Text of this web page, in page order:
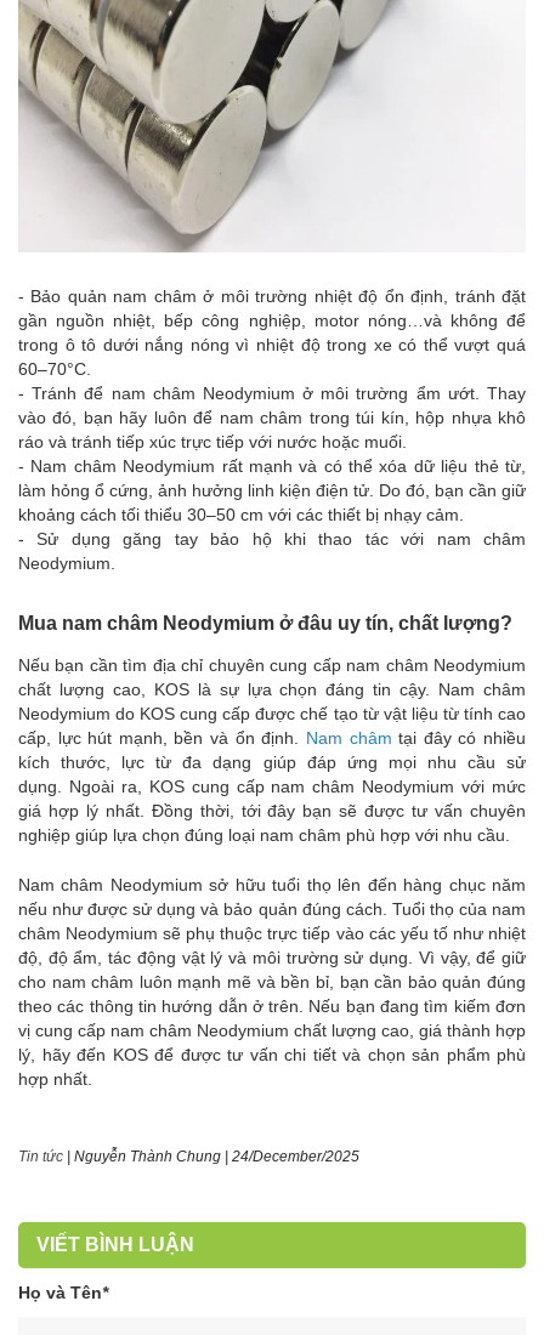
- Bảo quản nam châm ở môi trường nhiệt độ ổn định, tránh đặt
gần nguồn nhiệt, bếp công nghiệp, motor nóng…và không để
trong ô tô dưới nắng nóng vì nhiệt độ trong xe có thể vượt quá
60–70°C.
- Tránh để nam châm Neodymium ở môi trường ẩm ướt. Thay
vào đó, bạn hãy luôn để nam châm trong túi kín, hộp nhựa khô
ráo và tránh tiếp xúc trực tiếp với nước hoặc muối.
- Nam châm Neodymium rất mạnh và có thể xóa dữ liệu thẻ từ,
làm hỏng ổ cứng, ảnh hưởng linh kiện điện tử. Do đó, bạn cần giữ
khoảng cách tối thiểu 30–50 cm với các thiết bị nhạy cảm.
- Sử dụng găng tay bảo hộ khi thao tác với nam châm
Neodymium.
Mua nam châm Neodymium ở đâu uy tín, chất lượng?
Nếu bạn cần tìm địa chỉ chuyên cung cấp nam châm Neodymium
chất lượng cao, KOS là sự lựa chọn đáng tin cậy. Nam châm
Neodymium do KOS cung cấp được chế tạo từ vật liệu từ tính cao
cấp, lực hút mạnh, bền và ổn định. Nam châm tại đây có nhiều
kích thước, lực từ đa dạng giúp đáp ứng mọi nhu cầu sử
dụng. Ngoài ra, KOS cung cấp nam châm Neodymium với mức
giá hợp lý nhất. Đồng thời, tới đây bạn sẽ được tư vấn chuyên
nghiệp giúp lựa chọn đúng loại nam châm phù hợp với nhu cầu.
Nam châm Neodymium sở hữu tuổi thọ lên đến hàng chục năm
nếu như được sử dụng và bảo quản đúng cách. Tuổi thọ của nam
châm Neodymium sẽ phụ thuộc trực tiếp vào các yếu tố như nhiệt
độ, độ ẩm, tác động vật lý và môi trường sử dụng. Vì vậy, để giữ
cho nam châm luôn mạnh mẽ và bền bỉ, bạn cần bảo quản đúng
theo các thông tin hướng dẫn ở trên. Nếu bạn đang tìm kiếm đơn
vị cung cấp nam châm Neodymium chất lượng cao, giá thành hợp
lý, hãy đến KOS để được tư vấn chi tiết và chọn sản phẩm phù
hợp nhất.
Tin tức Nguyễn Thành Chung 24/December/2025
VIẾT BÌNH LUẬN
Họ và Tên*